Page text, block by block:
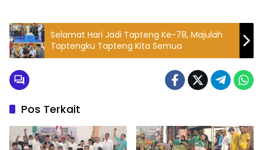
Selamat Hari Jadi Tapteng Ke-78, Majulah
Taptengku Tapteng Kita Semua
Pos Terkait